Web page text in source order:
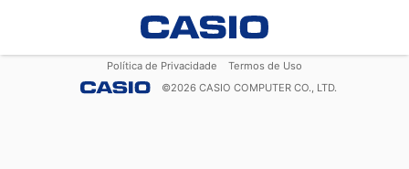
Política de Privacidade
Termos de Uso
©2026 CASIO COMPUTER CO., LTD.